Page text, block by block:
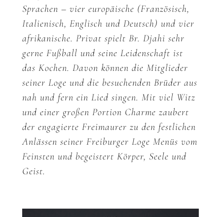
Sprachen – vier europäische (Französisch,
Italienisch, Englisch und Deutsch) und vier
afrikanische. Privat spielt Br. Djahi sehr
gerne Fußball und seine Leidenschaft ist
das Kochen. Davon können die Mitglieder
seiner Loge und die besuchenden Brüder aus
nah und fern ein Lied singen. Mit viel Witz
und einer großen Portion Charme zaubert
der engagierte Freimaurer zu den festlichen
Anlässen seiner Freiburger Loge Menüs vom
Feinsten und begeistert Körper, Seele und
Geist.